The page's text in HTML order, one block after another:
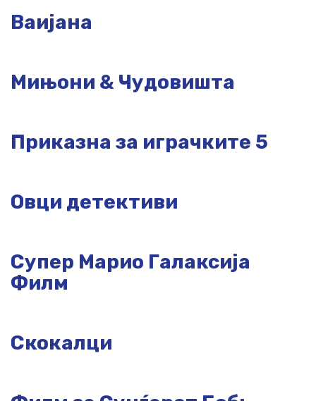
Ваијана
Мињони & Чудовишта
Приказна за играчките 5
Овци детективи
Супер Марио Галаксија
Филм
Скокалци